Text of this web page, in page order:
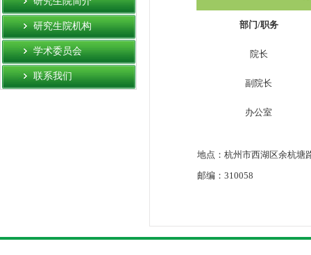
研究生院机构
学术委员会
联系我们
部门/职务
院长
副院长
办公室
地点：杭州市西湖区余杭塘
邮编：310058